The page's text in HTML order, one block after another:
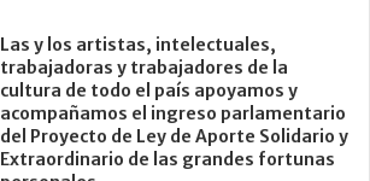
Las y los artistas, intelectuales,
trabajadoras y trabajadores de la
cultura de todo el país apoyamos y
acompañamos el ingreso parlamentario
del Proyecto de Ley de Aporte Solidario y
Extraordinario de las grandes fortunas